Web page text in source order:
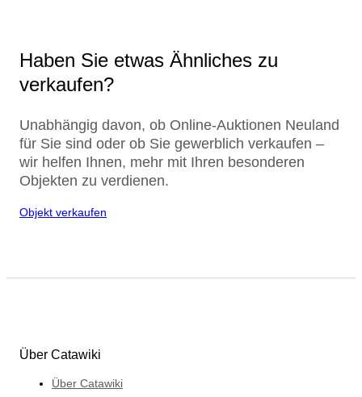
Haben Sie etwas Ähnliches zu
verkaufen?
Unabhängig davon, ob Online-Auktionen Neuland
für Sie sind oder ob Sie gewerblich verkaufen –
wir helfen Ihnen, mehr mit Ihren besonderen
Objekten zu verdienen.
Objekt verkaufen
Über Catawiki
Über Catawiki